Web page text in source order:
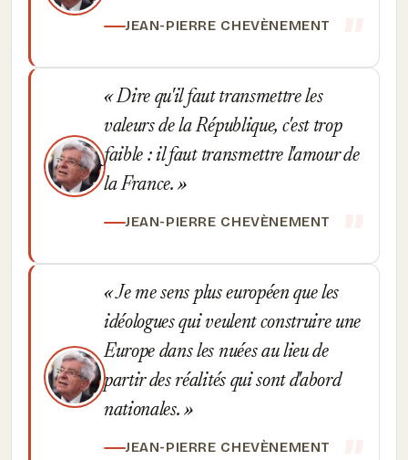
JEAN-PIERRE CHEVÈNEMENT
Dire qu'il faut transmettre les
valeurs de la République, c'est trop
faible : il faut transmettre l'amour de
la France.
JEAN-PIERRE CHEVÈNEMENT
Je me sens plus européen que les
idéologues qui veulent construire une
Europe dans les nuées au lieu de
partir des réalités qui sont d'abord
nationales.
JEAN-PIERRE CHEVÈNEMENT